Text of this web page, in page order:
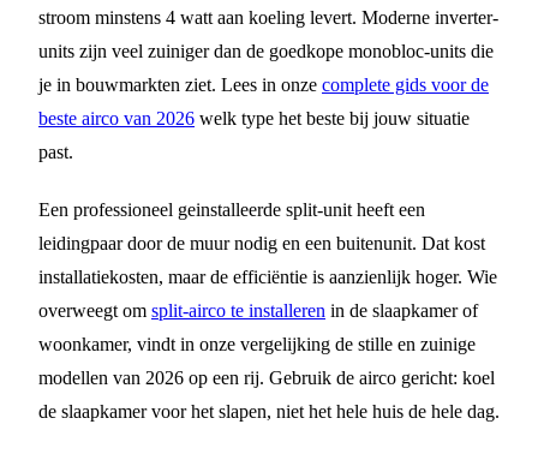
stroom minstens 4 watt aan koeling levert. Moderne inverter-
units zijn veel zuiniger dan de goedkope monobloc-units die
je in bouwmarkten ziet. Lees in onze complete gids voor de
beste airco van 2026 welk type het beste bij jouw situatie
past.
Een professioneel geinstalleerde split-unit heeft een
leidingpaar door de muur nodig en een buitenunit. Dat kost
installatiekosten, maar de efficiëntie is aanzienlijk hoger. Wie
overweegt om split-airco te installeren in de slaapkamer of
woonkamer, vindt in onze vergelijking de stille en zuinige
modellen van 2026 op een rij. Gebruik de airco gericht: koel
de slaapkamer voor het slapen, niet het hele huis de hele dag.